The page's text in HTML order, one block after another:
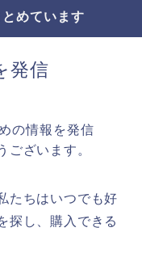
めています
発信
の情報を発信
ございます。
たちはいつでも好
探し、購入できる